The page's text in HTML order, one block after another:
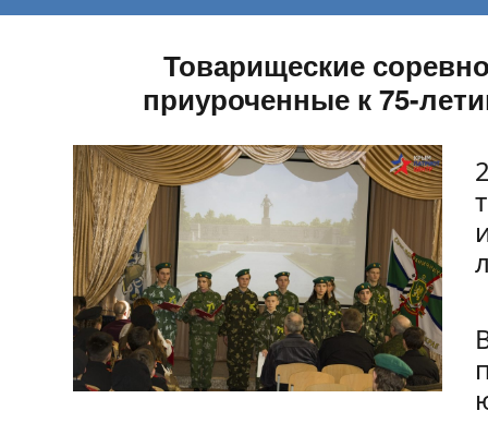
Товарищеские
приуроченные к 75-